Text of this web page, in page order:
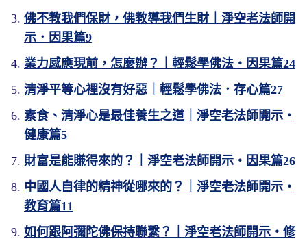
佛不教我們保財，佛教導我們生財｜淨空老法師開
示．因果篇9
業力感應現前，怎麼辦？｜輕鬆學佛法・因果篇24
清淨平等心裡沒有好惡｜輕鬆學佛法．存心篇27
素食、清淨心是最佳養生之道｜淨空老法師開示・
健康篇5
財富是能賺得來的？｜淨空老法師開示・因果篇26
中國人自律的精神從哪來的？｜淨空老法師開示・
教育篇11
如何跟阿彌陀佛保持聯繫？｜淨空老法師開示・修